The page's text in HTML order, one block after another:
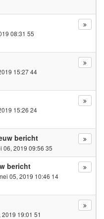
08:31 55
15:27 44
15:26 24
bericht
06, 2019 09:56 35
bericht
05, 2019 10:46 14
19:01 51